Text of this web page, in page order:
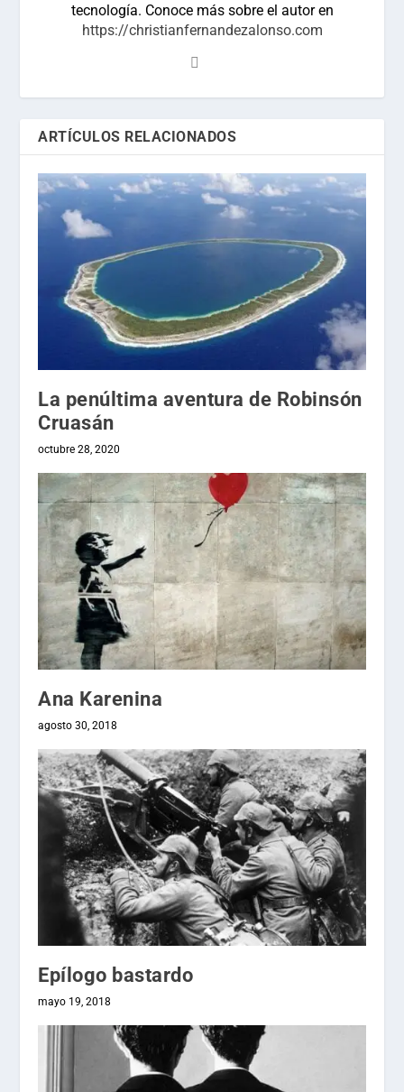
tecnología. Conoce más sobre el autor en
https://christianfernandezalonso.com
ARTÍCULOS RELACIONADOS
La penúltima aventura de Robinsón
Cruasán
octubre 28, 2020
Ana Karenina
agosto 30, 2018
Epílogo bastardo
mayo 19, 2018